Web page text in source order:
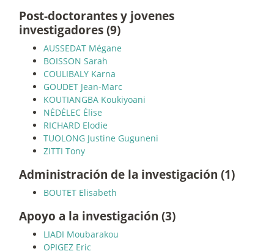
Post-doctorantes y jovenes
investigadores (9)
AUSSEDAT Mégane
BOISSON Sarah
COULIBALY Karna
GOUDET Jean-Marc
KOUTIANGBA Koukiyoani
NÉDÉLEC Élise
RICHARD Elodie
TUOLONG Justine Guguneni
ZITTI Tony
Administración de la investigación (1)
BOUTET Elisabeth
Apoyo a la investigación (3)
LIADI Moubarakou
OPIGEZ Eric